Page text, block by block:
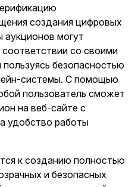
создания цифровых
аукционов могут
соответствии со своими
безопасностью
системы. С помощью
пользователь сможет
на веб-сайте с
удобство работы
к созданию полностью
и безопасных